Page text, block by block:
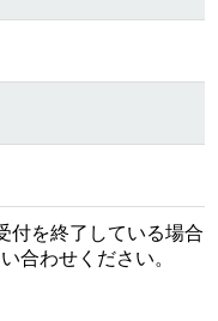
付を終了している場合
合わせください。